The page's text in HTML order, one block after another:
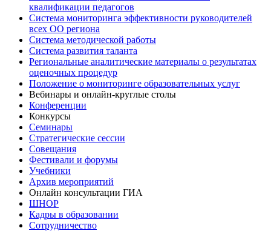
квалификации педагогов
Система мониторинга эффективности руководителей
всех ОО региона
Система методической работы
Система развития таланта
Региональные аналитические материалы о результатах
оценочных процедур
Положение о мониторинге образовательных услуг
Вебинары и онлайн-круглые столы
Конференции
Конкурсы
Семинары
Стратегические сессии
Совещания
Фестивали и форумы
Учебники
Архив мероприятий
Онлайн консультации ГИА
ШНОР
Кадры в образовании
Сотрудничество